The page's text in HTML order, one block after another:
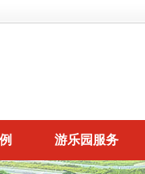
游乐园服务